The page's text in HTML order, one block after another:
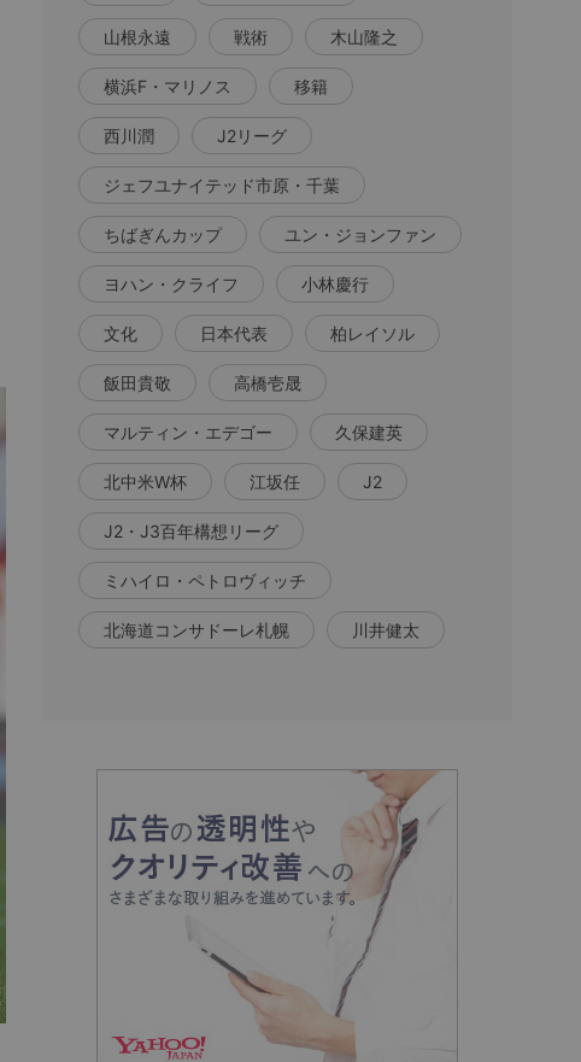
山根永遠 戦術 木山隆之
横浜F・マリノス 移籍
西川潤 J2リーグ
ジェフユナイテッド市原・千葉
ちばぎんカップ ユン・ジョンファン
ヨハン・クライフ 小林慶行
文化 日本代表 柏レイソル
飯田貴敬 高橋壱晟
マルティン・エデゴー 久保建英
北中米W杯 江坂任 J2
J2・J3百年構想リーグ
ミハイロ・ペトロヴィッチ
北海道コンサドーレ札幌 川井健太